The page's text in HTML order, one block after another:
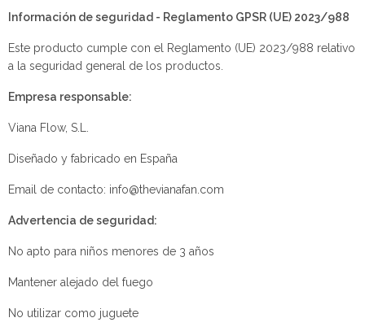
Información de seguridad - Reglamento GPSR (UE) 2023/988
Este producto cumple con el Reglamento (UE) 2023/988 relativo
a la seguridad general de los productos.
Empresa responsable:
Viana Flow, S.L.
Diseñado y fabricado en España
Email de contacto: info@thevianafan.com
Advertencia de seguridad:
No apto para niños menores de 3 años
Mantener alejado del fuego
No utilizar como juguete